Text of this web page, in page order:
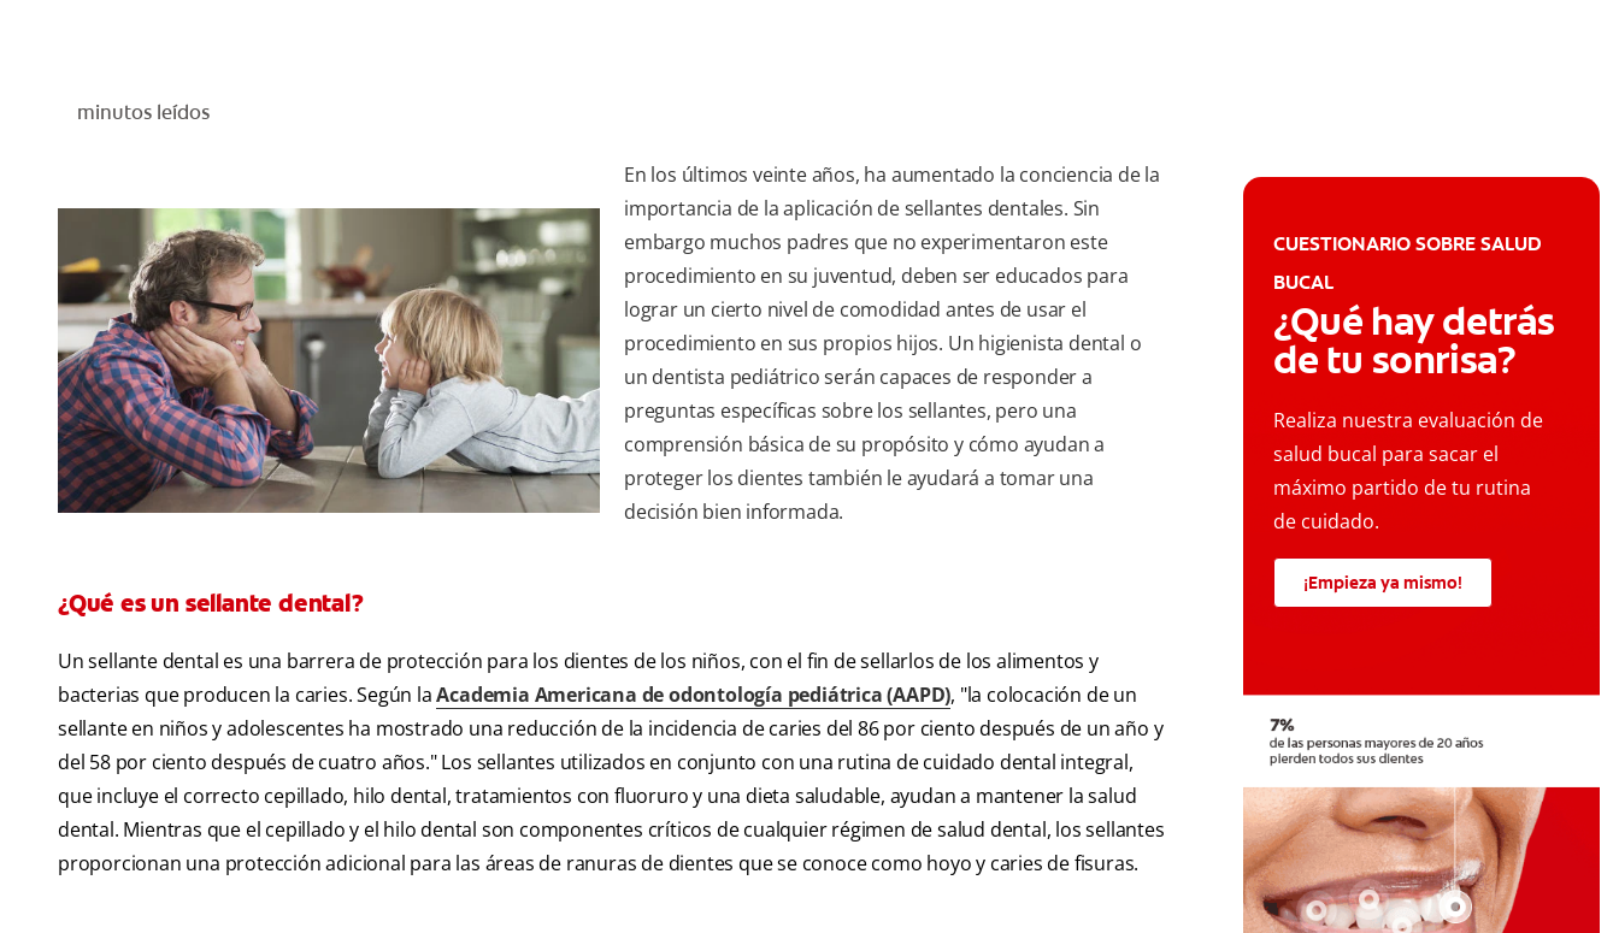
minutos leídos
En los últimos veinte años, ha aumentado la conciencia de la
importancia de la aplicación de sellantes dentales. Sin
embargo muchos padres que no experimentaron este
procedimiento en su juventud, deben ser educados para
lograr un cierto nivel de comodidad antes de usar el
procedimiento en sus propios hijos. Un higienista dental o
un dentista pediátrico serán capaces de responder a
preguntas específicas sobre los sellantes, pero una
comprensión básica de su propósito y cómo ayudan a
proteger los dientes también le ayudará a tomar una
decisión bien informada.
¿Qué es un sellante dental?
Un sellante dental es una barrera de protección para los dientes de los niños, con el fin de sellarlos de los alimentos y
bacterias que producen la caries. Según laAcademia Americana de odontología pediátrica (AAPD), "la colocación de un
sellante en niños y adolescentes ha mostrado una reducción de la incidencia de caries del 86 por ciento después de un año y
del 58 por ciento después de cuatro años." Los sellantes utilizados en conjunto con una rutina de cuidado dental integral,
que incluye el correcto cepillado, hilo dental, tratamientos con fluoruro y una dieta saludable, ayudan a mantener la salud
dental. Mientras que el cepillado y el hilo dental son componentes críticos de cualquier régimen de salud dental, los sellantes
proporcionan una protección adicional para las áreas de ranuras de dientes que se conoce como hoyo y caries de fisuras.
CUESTIONARIO SOBRE SALUD
BUCAL
¿Qué hay detrás
de tu sonrisa?
Realiza nuestra evaluación de
salud bucal para sacar el
máximo partido de tu rutina
de cuidado.
¡Empieza ya mismo!